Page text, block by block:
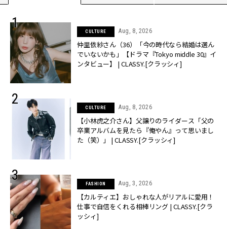
CULTURE Aug, 8, 2026
仲里依紗さん（36）「今の時代なら結婚は選ん
でいないかも」【ドラマ『Tokyo middle 30』イ
ンタビュー】 | CLASSY.[クラッシィ]
CULTURE Aug, 8, 2026
【小林虎之介さん】父譲りのライダース「父の
卒業アルバムを見たら『俺やん』って思いまし
た（笑）」 | CLASSY.[クラッシィ]
FASHION Aug, 3, 2026
【カルティエ】おしゃれな人がリアルに愛用！
仕事で自信をくれる相棒リング | CLASSY.[クラ
ッシィ]